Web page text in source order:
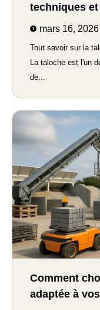
techniques
mars 16, 2026
Tout savoir sur la
La taloche est l'un
de...
Comment
adaptée à